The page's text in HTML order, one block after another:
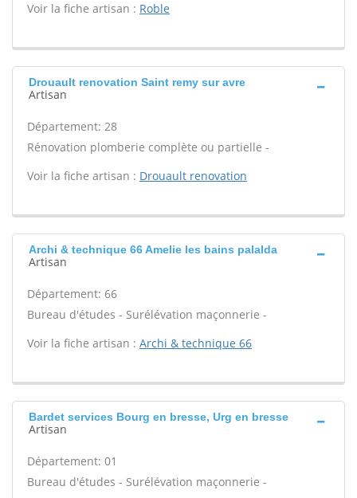
Voir la fiche artisan : Roble
Drouault renovation Saint remy sur avre
Artisan
Département: 28
Rénovation plomberie complète ou partielle -
Voir la fiche artisan : Drouault renovation
Archi & technique 66 Amelie les bains palalda
Artisan
Département: 66
Bureau d'études - Surélévation maçonnerie -
Voir la fiche artisan : Archi & technique 66
Bardet services Bourg en bresse, Urg en bresse
Artisan
Département: 01
Bureau d'études - Surélévation maçonnerie -